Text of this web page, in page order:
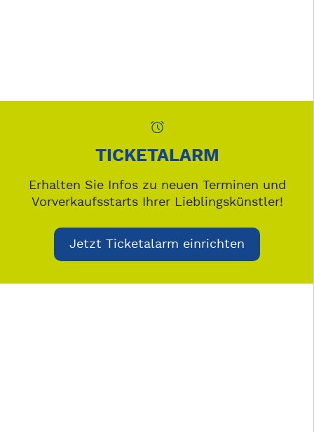
TICKETALARM
Erhalten Sie Infos zu neuen Terminen und
Vorverkaufsstarts Ihrer Lieblingskünstler!
Jetzt Ticketalarm einrichten